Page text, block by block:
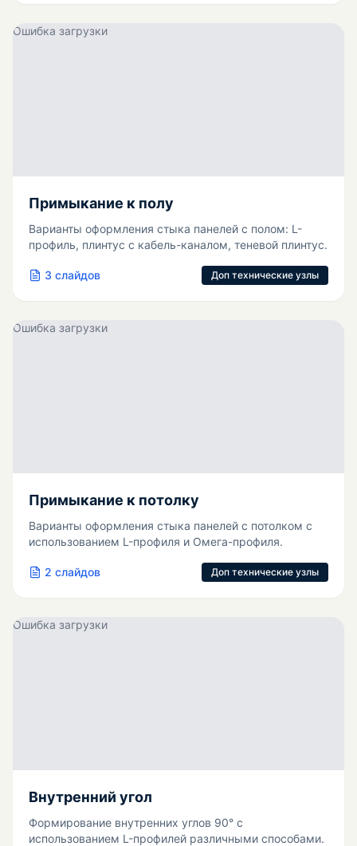
Ошибка загрузки
Примыкание к полу
Варианты оформления стыка панелей с полом: L-
профиль, плинтус с кабель-каналом, теневой плинтус.
3 слайдов Доп технические узлы
Ошибка загрузки
Примыкание к потолку
Варианты оформления стыка панелей с потолком с
использованием L-профиля и Омега-профиля.
2 слайдов Доп технические узлы
Ошибка загрузки
Внутренний угол
Формирование внутренних углов 90° с
использованием L-профилей различными способами.